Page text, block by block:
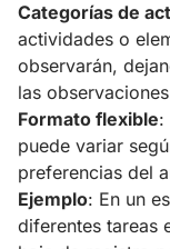
Categorías de
actividades o
observarán,
las
Formato flexible:
puede variar
preferencias del
Ejemplo: En un
diferentes tareas